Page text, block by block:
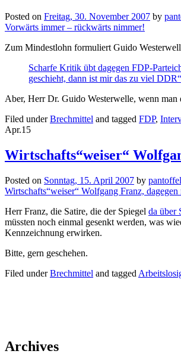
Posted on Freitag, 30. November 2007 by
Vorwärts immer – rückwärts nimmer!
Zum Mindestlohn formuliert Guido
Scharfe Kritik übt dagegen FDP-
geschieht, dann ist mir das zu viel
Aber, Herr Dr. Guido Westerwelle, wenn
Filed underBrechmittel and tagged FDP,
Apr.15
Wirtschafts“weiser“
Posted on Sonntag, 15. April 2007 by
Wirtschafts“weiser“ Wolfgang Franz,
Herr Franz, die Satire, die der Spiegel da über
müssten noch einmal gesenkt werden, was
Kennzeichnung erwirken.
Bitte, gern geschehen.
Filed underBrechmittel and tagged
Archives